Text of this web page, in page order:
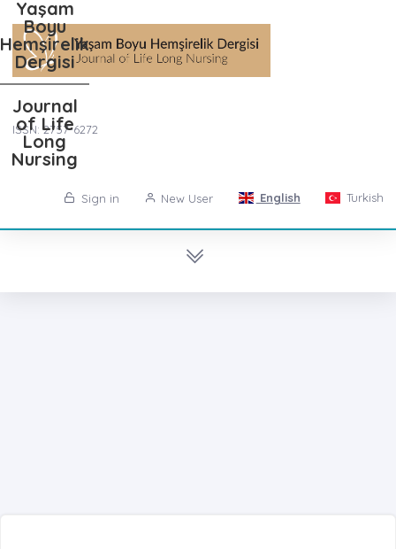
ISSN: 2757-6272
Yaşam
Boyu
Hemşirelik
Dergisi
Journal
of Life
Long
Nursing
Sign in New User English Turkish